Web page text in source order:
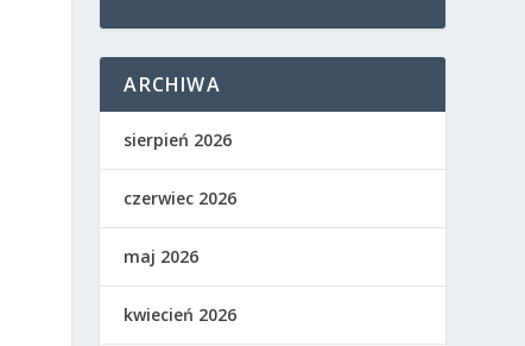
ARCHIWA
sierpień 2026
czerwiec 2026
maj 2026
kwiecień 2026